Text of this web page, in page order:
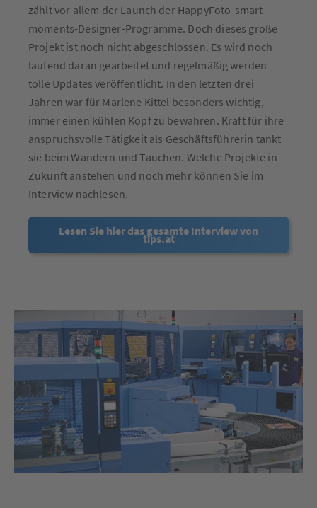
zählt vor allem der Launch der HappyFoto-smart-
moments-Designer-Programme. Doch dieses große
Projekt ist noch nicht abgeschlossen. Es wird noch
laufend daran gearbeitet und regelmäßig werden
tolle Updates veröffentlicht. In den letzten drei
Jahren war für Marlene Kittel besonders wichtig,
immer einen kühlen Kopf zu bewahren. Kraft für ihre
anspruchsvolle Tätigkeit als Geschäftsführerin tankt
sie beim Wandern und Tauchen. Welche Projekte in
Zukunft anstehen und noch mehr können Sie im
Interview nachlesen.
Lesen Sie hier das gesamte Interview von
tips.at